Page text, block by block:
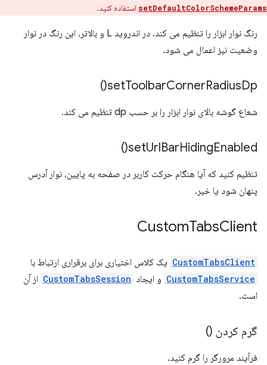
setDefaultColorSchemeParams استفاده کنید.
رنگ نوار ابزار را تنظیم می کند. در اندروید L و بالاتر، این رنگ در نوار
وضعیت نیز اعمال می شود.
setToolbarCornerRadiusDp(
)
شعاع گوشه بالای نوار ابزار را بر حسب dp تنظیم می کند.
setUrlBarHidingEnabled(
)
تنظیم کنید که آیا هنگام حرکت کاربر در صفحه به پایین، نوار آدرس
پنهان شود یا خیر.
CustomTabsClient
CustomTabsClient یک کلاس اختیاری برای برقراری ارتباط با
CustomTabsService و ایجاد CustomTabsSession از آن
است.
گرم کردن ()
فرآیند مرورگر را گرم کنید.